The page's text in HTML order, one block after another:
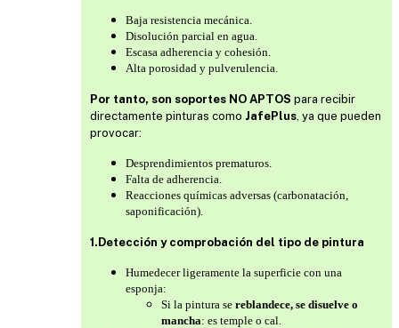
Baja resistencia mecánica.
Disolución parcial en agua.
Escasa adherencia y cohesión.
Alta porosidad y pulverulencia.
Por tanto, son soportes NO APTOS para recibir
directamente pinturas como JafePlus , ya que pueden
provocar:
Desprendimientos prematuros.
Falta de adherencia.
Reacciones químicas adversas (carbonatación,
saponificación).
1.Detección y comprobación del tipo de pintura
Humedecer ligeramente la superficie con una
esponja:
Si la pintura se reblandece, se disuelve o
mancha: es temple o cal.